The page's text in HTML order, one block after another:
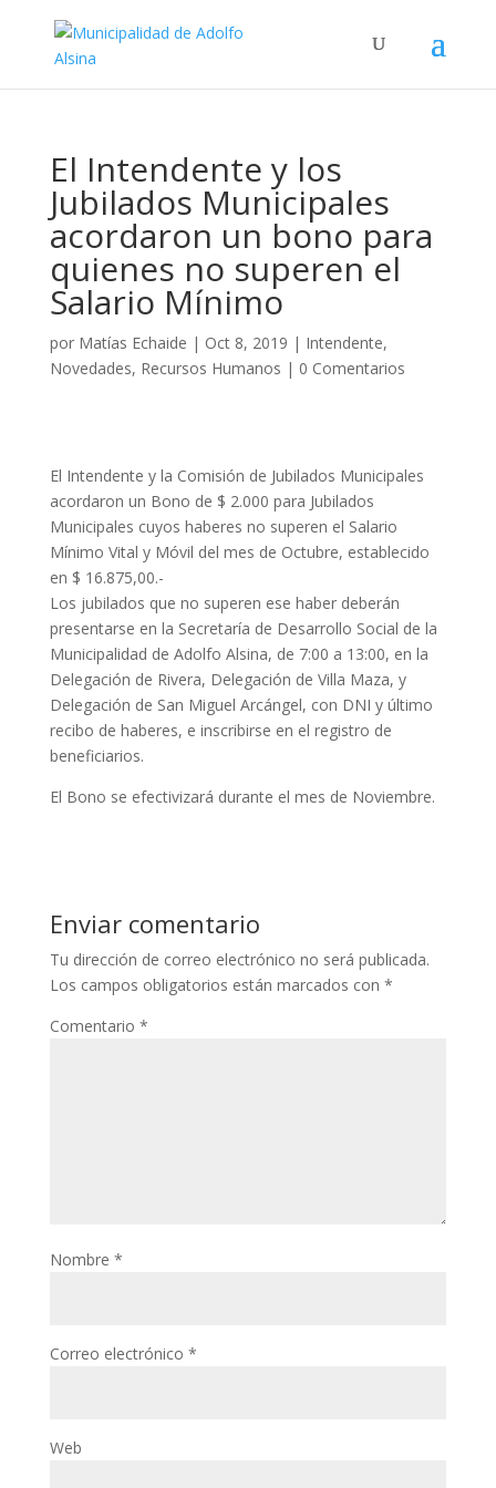
El Intendente y los
Jubilados Municipales
acordaron un bono para
quienes no superen el
Salario Mínimo
por Matías Echaide | Oct 8, 2019 | Intendente,
Novedades, Recursos Humanos | 0 Comentarios
El Intendente y la Comisión de Jubilados Municipales
acordaron un Bono de $ 2.000 para Jubilados
Municipales cuyos haberes no superen el Salario
Mínimo Vital y Móvil del mes de Octubre, establecido
en $ 16.875,00.-
Los jubilados que no superen ese haber deberán
presentarse en la Secretaría de Desarrollo Social de la
Municipalidad de Adolfo Alsina, de 7:00 a 13:00, en la
Delegación de Rivera, Delegación de Villa Maza, y
Delegación de San Miguel Arcángel, con DNI y último
recibo de haberes, e inscribirse en el registro de
beneficiarios.
El Bono se efectivizará durante el mes de Noviembre.
Enviar comentario
Tu dirección de correo electrónico no será publicada.
Los campos obligatorios están marcados con *
Comentario *
Nombre *
Correo electrónico *
Web